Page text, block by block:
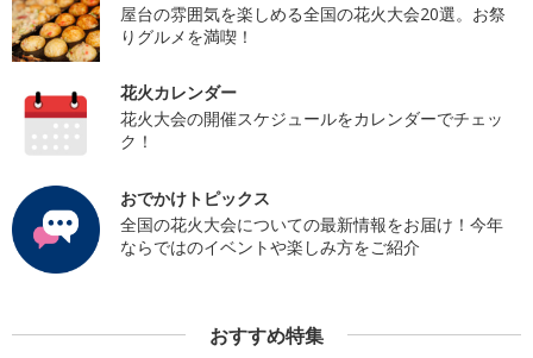
屋台の雰囲気を楽しめる全国の花火大会20選。お祭
りグルメを満喫！
花火カレンダー
花火大会の開催スケジュールをカレンダーでチェッ
ク！
おでかけトピックス
全国の花火大会についての最新情報をお届け！今年
ならではのイベントや楽しみ方をご紹介
おすすめ特集